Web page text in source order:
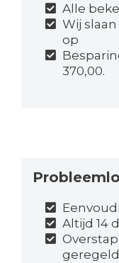
Alle
Wij
op
370,00.
Altijd 14
geregeld